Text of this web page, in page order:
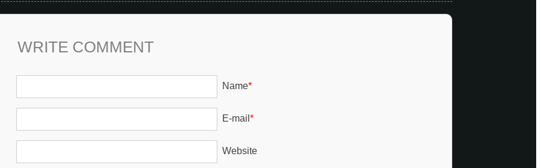
WRITE COMMENT
Name*
E-mail *
Website